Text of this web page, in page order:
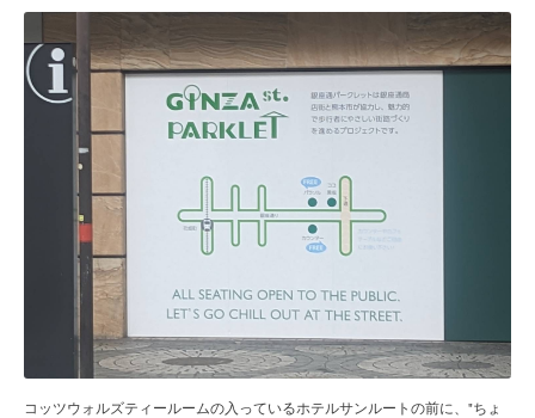
コッツウォルズティールームの入っているホテルサンルートの前に、"ちょ